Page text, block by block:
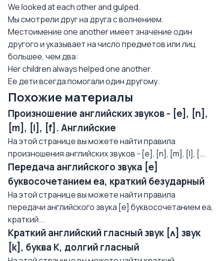
We looked at each other and gulped.
Мы смотрели друг на друга с волнением.
Местоимение one another имеет значение один
другого и указывает на число предметов или лиц
большее, чем два:
Her children always helped one another.
Ее дети всегда помогали один другому.
Похожие материалы
Произношение английских звуков - [e], [n],
[m], [l], [f]. Английские
На этой странице вы можете найти правила
произношения английских звуков - [e], [n], [m], [l], [...
Передача английского звука [e]
буквосочетанием еа, краткий безударный
На этой странице вы можете найти правила
передачи английского звука [e] буквосочетанием еа,
краткий...
Краткий английский гласный звук [ʌ] звук
[k], буква K, долгий гласный